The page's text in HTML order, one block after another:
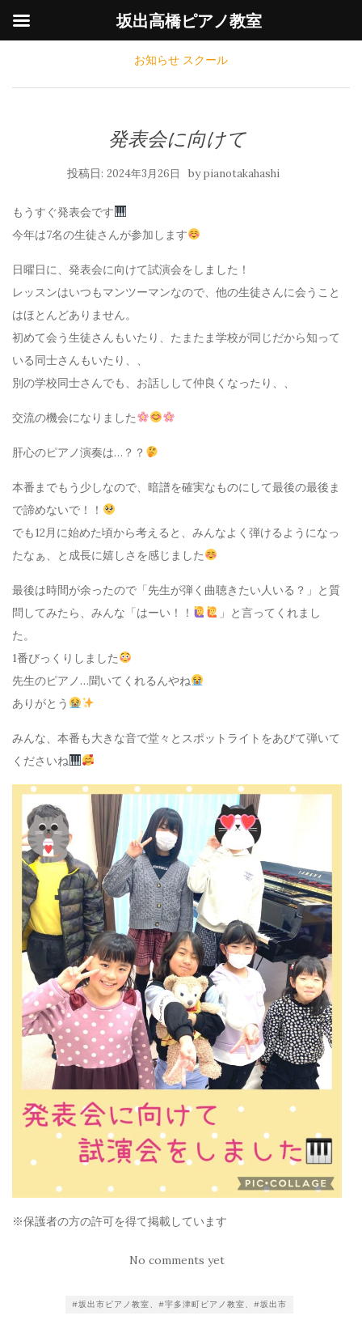
お知らせ スクール
発表会に向けて
投稿日: 2024年3月26日 bypianotakahashi
もうすぐ発表会です
今年は7名の生徒さんが参加します
日曜日に、発表会に向けて試演会をしました！
レッスンはいつもマンツーマンなので、他の生徒さんに会うこと
はほとんどありません。
初めて会う生徒さんもいたり、たまたま学校が同じだから知って
いる同士さんもいたり、、
別の学校同士さんでも、お話しして仲良くなったり、、
交流の機会になりました
肝心のピアノ演奏は…？？
本番までもう少しなので、暗譜を確実なものにして最後の最後ま
で諦めないで！！
でも12月に始めた頃から考えると、みんなよく弾けるようになっ
たなぁ、と成長に嬉しさを感じました
最後は時間が余ったので「先生が弾く曲聴きたい人いる？」と質
問してみたら、みんな「はーい！！
」と言ってくれまし
た。
1番びっくりしました
先生のピアノ…聞いてくれるんやね
ありがとう
みんな、本番も大きな音で堂々とスポットライトをあびて弾いて
くださいね
※保護者の方の許可を得て掲載しています
No comments yet
#坂出市ピアノ教室、#宇多津町ピアノ教室、#坂出市
坂出高橋ピアノ教室